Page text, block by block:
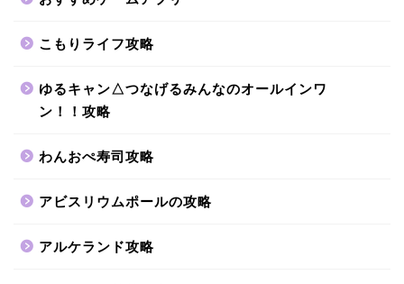
こもりライフ攻略
ゆるキャン△つなげるみんなのオールインワ
ン！！攻略
わんおぺ寿司攻略
アビスリウムポールの攻略
アルケランド攻略